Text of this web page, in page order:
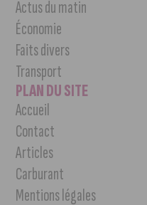
Actus du matin
Économie
Faits divers
Transport
PLAN DU SITE
Accueil
Contact
Articles
Carburant
Mentions légales